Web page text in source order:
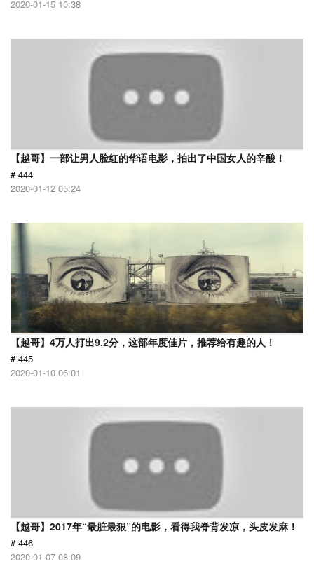
2020-01-15 10:38
【越哥】一部让男人脸红的华语电影，拍出了中国女人的辛酸！
# 444
2020-01-12 05:24
【越哥】4万人打出9.2分，这部年度佳片，推荐给有趣的人！
# 445
2020-01-10 06:01
【越哥】2017年“最脏最狠”的电影，看得我脊背发凉，头皮发麻！
# 446
2020-01-07 08:09